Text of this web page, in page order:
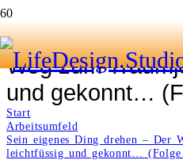
Sein eigenes
Weg zum
und gekonnt…
Start
Arbeitsumfeld
Sein eigenes Ding drehen – Der
leichtfüssig und gekonnt… (Folge